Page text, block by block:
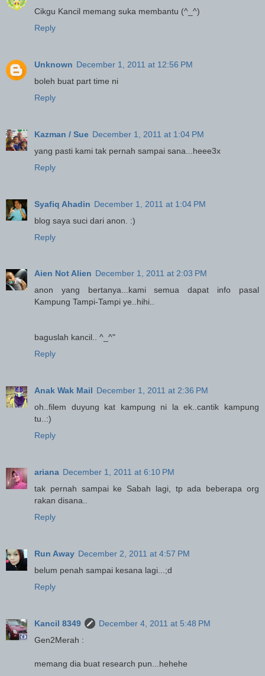
Cikgu Kancil memang suka membantu (^_^)
Reply
Unknown December 1, 2011 at 12:56 PM
boleh buat part time ni
Reply
Kazman / Sue December 1, 2011 at 1:04 PM
yang pasti kami tak pernah sampai sana...heee3x
Reply
Syafiq Ahadin December 1, 2011 at 1:04 PM
blog saya suci dari anon. :)
Reply
Aien Not Alien December 1, 2011 at 2:03 PM
anon yang bertanya...kami semua dapat info pasal
Kampung Tampi-Tampi ye..hihi..
baguslah kancil.. ^_^"
Reply
Anak Wak Mail December 1, 2011 at 2:36 PM
oh..filem duyung kat kampung ni la ek..cantik kampung
tu..:)
Reply
ariana December 1, 2011 at 6:10 PM
tak pernah sampai ke Sabah lagi, tp ada beberapa org
rakan disana..
Reply
Run Away December 2, 2011 at 4:57 PM
belum penah sampai kesana lagi...;d
Reply
Kancil 8349
December 4, 2011 at 5:48 PM
Gen2Merah :
memang dia buat research pun...hehehe